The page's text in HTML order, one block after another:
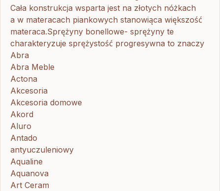
Cała konstrukcja wsparta jest na złotych nóżkach
a w materacach piankowych stanowiąca większość
materaca.Sprężyny bonellowe- sprężyny te
charakteryzuje sprężystość progresywna to znaczy
Abra
Abra Meble
Actona
Akcesoria
Akcesoria domowe
Akord
Aluro
Antado
antyuczuleniowy
Aqualine
Aquanova
Art Ceram